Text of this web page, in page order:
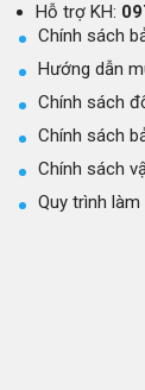
Hỗ trợ KH:
Chính sách
Hướng dẫn
Chính sách
Chính sách
Chính sách
Quy trình làm